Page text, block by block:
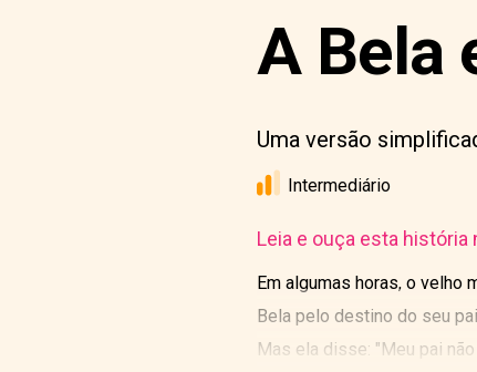
A Bela
Uma versão
Intermediário
Leia e ouça esta história
Em algumas horas, o velho
Bela pelo destino do seu
Mas ela disse: "Meu pai